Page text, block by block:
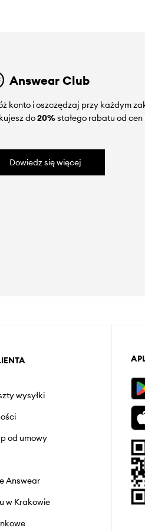
Answear Club
konto i oszczędzaj przy każdym
do20%stałego rabatu od cen
Dowiedz się więcej
wysyłki
od umowy
Answear
w Krakowie